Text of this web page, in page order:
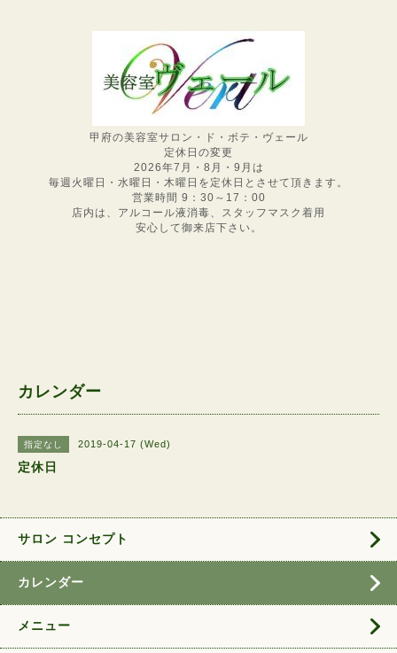
甲府の美容室サロン・ド・ボテ・ヴェール
定休日の変更
2026年7月・8月・9月は
毎週火曜日・水曜日・木曜日を定休日とさせて頂きます。
営業時間 9：30～17：00
店内は、アルコール液消毒、スタッフマスク着用
安心して御来店下さい。
カレンダー
指定なし 2019-04-17 (Wed)
定休日
サロン コンセプト
カレンダー
メニュー